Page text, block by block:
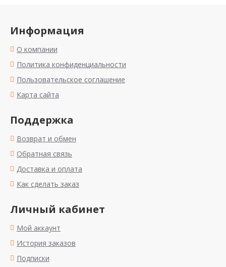
Информация
О компании
Политика конфиденциальности
Пользовательское соглашение
Карта сайта
Поддержка
Возврат и обмен
Обратная связь
Доставка и оплата
Как сделать заказ
Личный кабинет
Мой аккаунт
История заказов
Подписки